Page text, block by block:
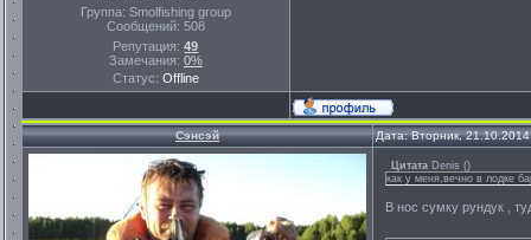
Группа: Smolfishing group
Сообщений: 508
Репутация:49
Замечания: 0%
Статус: Offline
Сэнсэй Дата: Вторник,
Цитата Denis ()
как у меня,вечно в лодке
В нос сумку рундук ,